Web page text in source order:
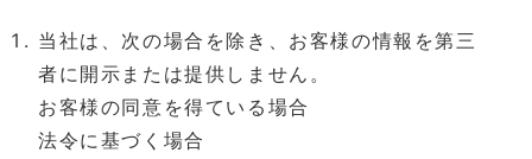
当社は、次の場合を除き、お客様の情報を第三
者に開示または提供しません。
お客様の同意を得ている場合
法令に基づく場合